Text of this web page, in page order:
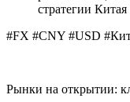
стратегии
#FX #CNY #USD
Рынки на открытии: